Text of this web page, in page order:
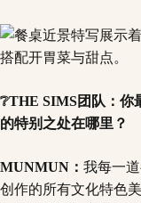
❔THE SIMS团队：
的特别之处在哪里？
MUNMUN： 我每一
创作的所有文化特色